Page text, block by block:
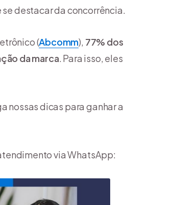
se destacar da concorrência.
(Abcomm), 77% dos
da marca. Para isso, eles
nossas dicas para ganhar a
via WhatsApp: